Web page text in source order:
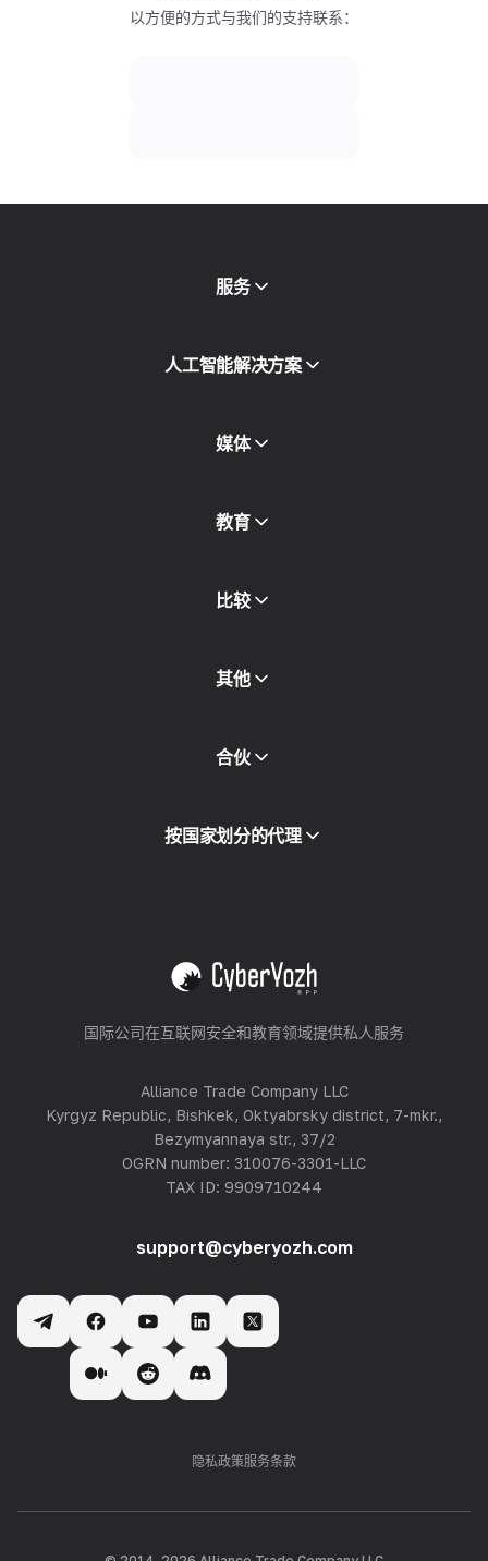
以方便的方式与我们的支持联系：
服务
移动代理
住宅代理
代理目录
人工智能解决方案
媒体
博客和文章
合作伙伴
教育
免费书
比较
其他
API访问
集成
合伙
合作伙伴计划
转售
按国家划分的代理
查看全部
国际公司在互联网安全和教育领域提供私人服务
Alliance Trade Company LLC
Kyrgyz Republic, Bishkek, Oktyabrsky district, 7-mkr.,
Bezymyannaya str., 37/2
OGRN number: 310076-3301-LLC
TAX ID: 9909710244
support@cyberyozh.com
隐私政策服务条款